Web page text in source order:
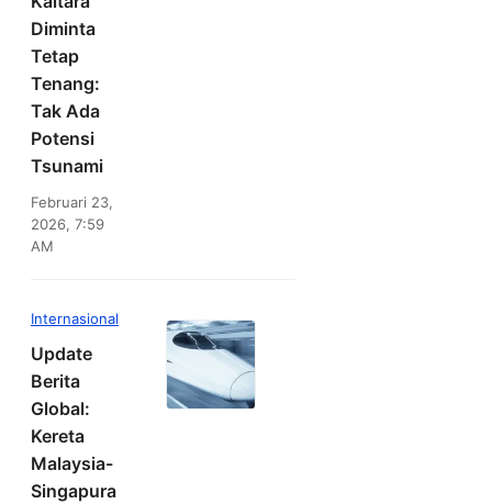
Diminta
Tetap
Tenang:
Tak Ada
Potensi
Tsunami
Februari 23,
2026, 7:59
AM
Internasional
Update
Berita
Global:
Kereta
Malaysia-
Singapura